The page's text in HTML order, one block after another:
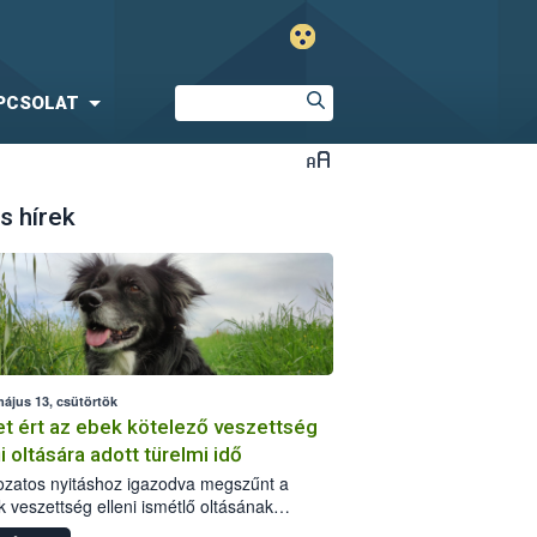
hírek
13, csütörtök
ért az ebek kötelező veszettség
oltására adott türelmi idő
nyitáshoz igazodva megszűnt a
veszettség elleni ismétlő oltásának
tavaly márciusban elrendelt türelmi